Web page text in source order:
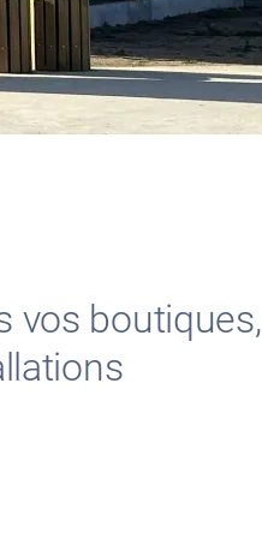
vos boutiques,